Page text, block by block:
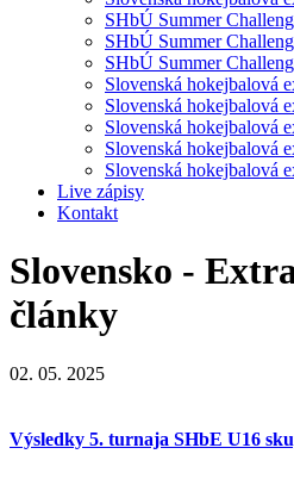
SHbÚ Summer
SHbÚ Summer
SHbÚ Summer
Slovenská hokejbalová
Slovenská hokejbalová
Slovenská hokejbalová
Slovenská hokejbalová
Slovenská hokejbalová
Live zápisy
Kontakt
Slovensko -
články
02. 05. 2025
Výsledky 5. turnaja SHbE U16